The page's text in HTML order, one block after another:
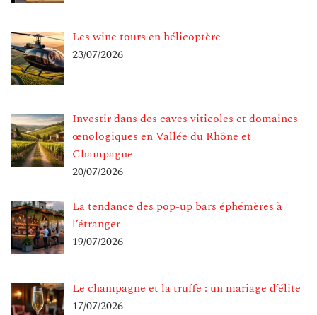
Les wine tours en hélicoptère
23/07/2026
Investir dans des caves viticoles et domaines
œnologiques en Vallée du Rhône et
Champagne
20/07/2026
La tendance des pop-up bars éphémères à
l’étranger
19/07/2026
Le champagne et la truffe : un mariage d’élite
17/07/2026